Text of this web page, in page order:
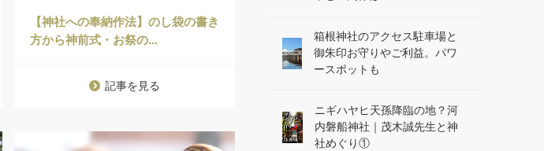
【神社への奉納作法】のし袋の書き
方から神前式・お祭の...
記事を見る
箱根神社のアクセス駐車場と
御朱印お守りやご利益。パワ
ースポットも
ニギハヤヒ天孫降臨の地？河
内磐船神社｜茂木誠先生と神
社めぐり①